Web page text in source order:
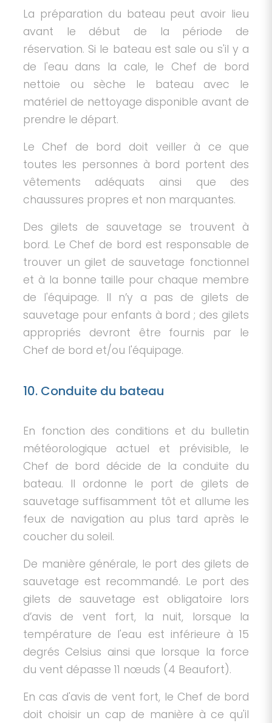
La préparation du bateau peut avoir lieu
avant le début de la période de
réservation. Si le bateau est sale ou s'il y a
de l'eau dans la cale, le Chef de bord
nettoie ou sèche le bateau avec le
matériel de nettoyage disponible avant de
prendre le départ.
Le Chef de bord doit veiller à ce que
toutes les personnes à bord portent des
vêtements adéquats ainsi que des
chaussures propres et non marquantes.
Des gilets de sauvetage se trouvent à
bord. Le Chef de bord est responsable de
trouver un gilet de sauvetage fonctionnel
et à la bonne taille pour chaque membre
de l'équipage. Il n’y a pas de gilets de
sauvetage pour enfants à bord ; des gilets
appropriés devront être fournis par le
Chef de bord et/ou l'équipage.
10. Conduite du bateau
En fonction des conditions et du bulletin
météorologique actuel et prévisible, le
Chef de bord décide de la conduite du
bateau. Il ordonne le port de gilets de
sauvetage suffisamment tôt et allume les
feux de navigation au plus tard après le
coucher du soleil.
De manière générale, le port des gilets de
sauvetage est recommandé. Le port des
gilets de sauvetage est obligatoire lors
d’avis de vent fort, la nuit, lorsque la
température de l'eau est inférieure à 15
degrés Celsius ainsi que lorsque la force
du vent dépasse 11 nœuds (4 Beaufort).
En cas d'avis de vent fort, le Chef de bord
doit choisir un cap de manière à ce qu'il